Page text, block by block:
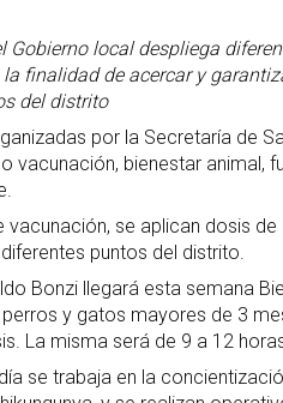
Gobierno local despliega
finalidad de acercar y
del distrito
por la Secretaría de
vacunación, bienestar animal,
vacunación, se aplican dosis
puntos del distrito.
Bonzi llegará esta semana
y gatos mayores de 3
La misma será de 9 a 12
se trabaja en la